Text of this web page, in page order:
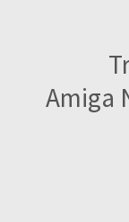
Amiga